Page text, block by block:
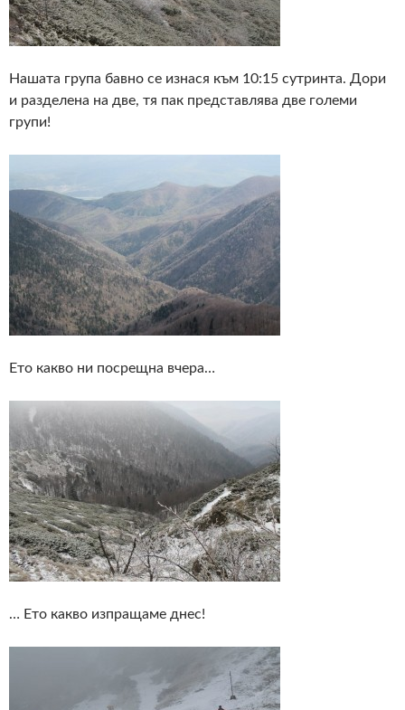
Нашата група бавно се изнася към 10:15 сутринта. Дори
и разделена на две, тя пак представлява две големи
групи!
Ето какво ни посрещна вчера…
… Ето какво изпращаме днес!